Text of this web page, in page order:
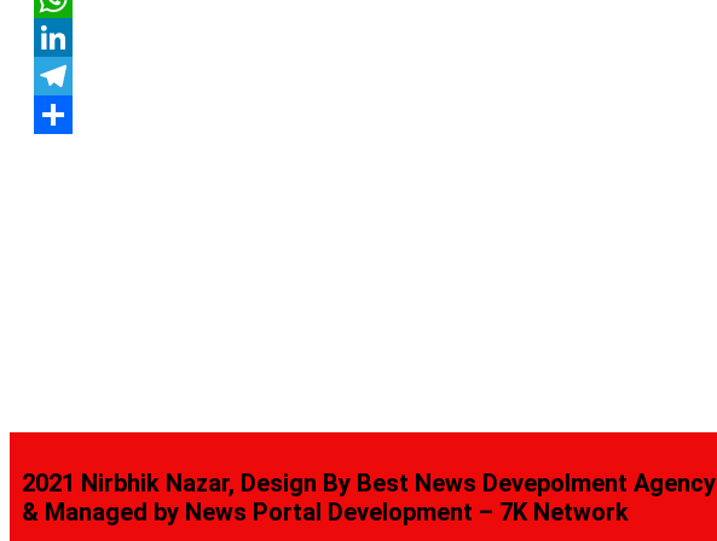
WhatsApp
LinkedIn
Telegram
2021 Nirbhik Nazar, Design By Best News Devepolment Agency
& Managed by News Portal Development – 7K Network